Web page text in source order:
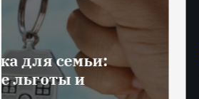
Новости
Title: ИИ в